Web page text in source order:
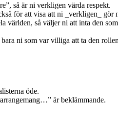
så är ni verkligen värda respekt.
för att visa att ni _verkligen_ gör
så väljer ni att inta den
ni som var villiga att ta den
öde.
är beklämmande.